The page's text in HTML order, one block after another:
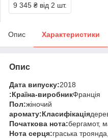
9 345 ₴ від 2 шт.
Опис Характеристики
Опис
Дата випуску:2018
:Країна-виробникФранція
Пол:жіночий
аромату:Класифікація
Початкова нота:бергамот,
Нота серця:граська